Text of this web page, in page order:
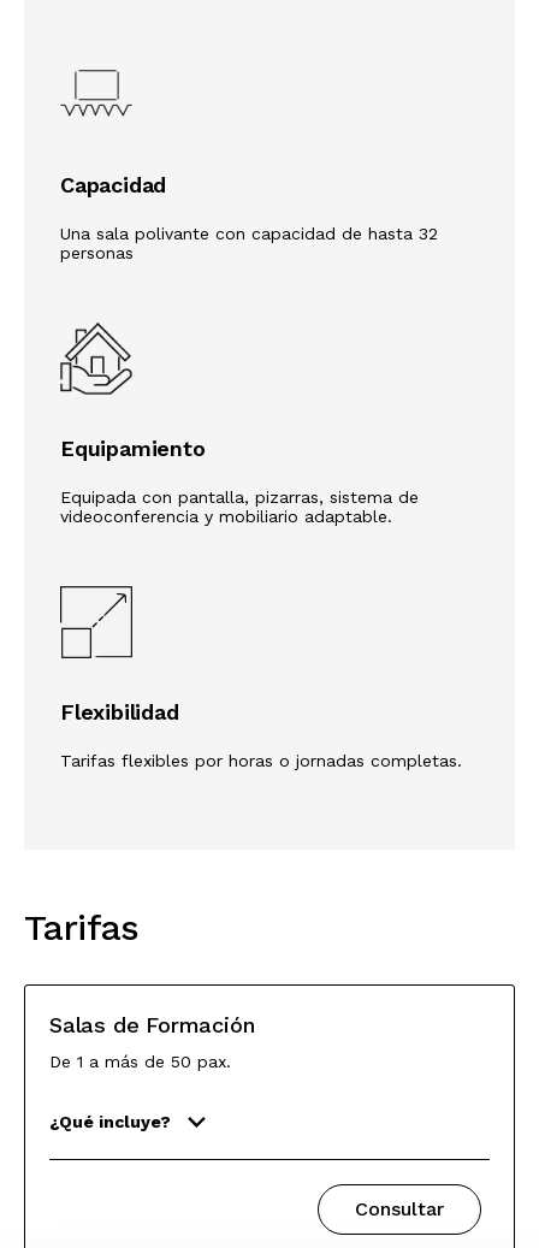
Capacidad
Una sala polivante con capacidad de hasta 32
personas
Equipamiento
Equipada con pantalla, pizarras, sistema de
videoconferencia y mobiliario adaptable.
Flexibilidad
Tarifas flexibles por horas o jornadas completas.
Tarifas
Salas de Formación
De 1 a más de 50 pax.
¿Qué incluye?
Consultar